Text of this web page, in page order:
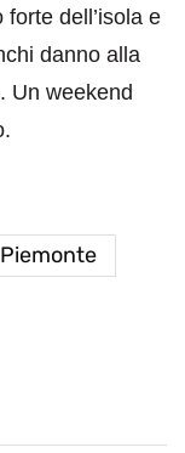
forte dell’isola e
danno alla
Un weekend
Piemonte